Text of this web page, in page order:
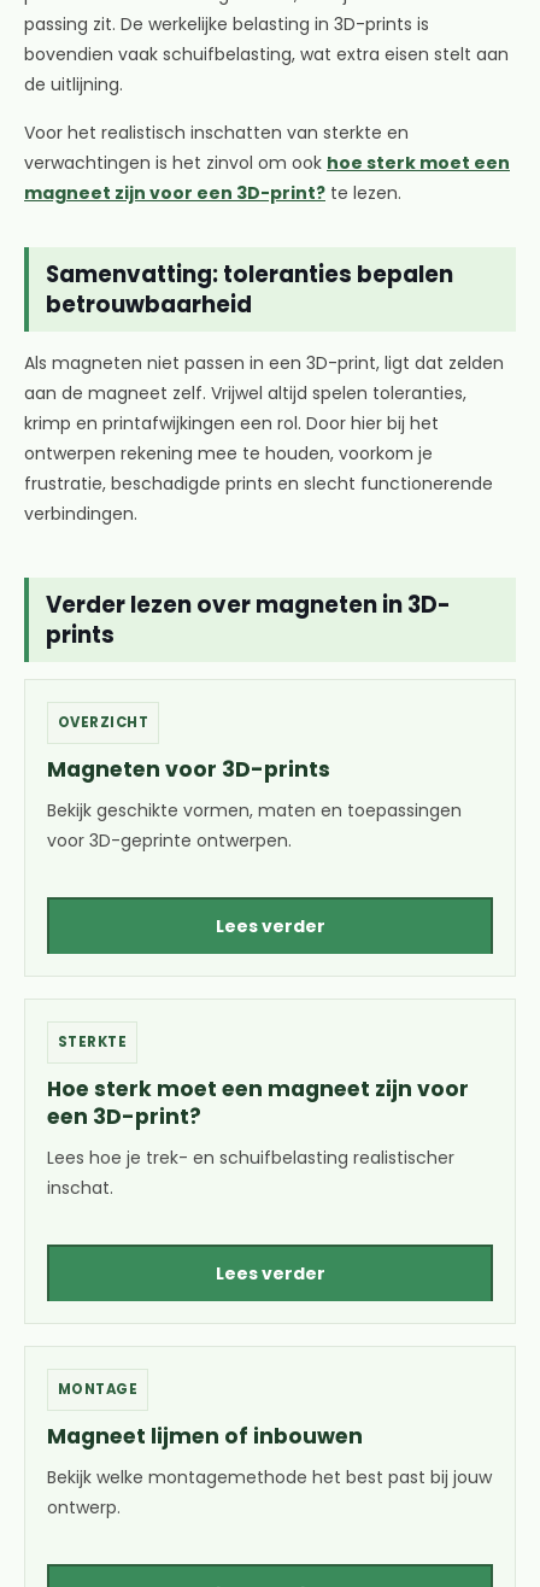
passing zit. De werkelijke belasting in 3D-prints is
bovendien vaak schuifbelasting, wat extra eisen stelt aan
de uitlijning.
Voor het realistisch inschatten van sterkte en
verwachtingen is het zinvol om ook hoe sterk moet een
magneet zijn voor een 3D-print? te lezen.
Samenvatting: toleranties bepalen
betrouwbaarheid
Als magneten niet passen in een 3D-print, ligt dat zelden
aan de magneet zelf. Vrijwel altijd spelen toleranties,
krimp en printafwijkingen een rol. Door hier bij het
ontwerpen rekening mee te houden, voorkom je
frustratie, beschadigde prints en slecht functionerende
verbindingen.
Verder lezen over magneten in 3D-
prints
OVERZICHT
Magneten voor 3D-prints
Bekijk geschikte vormen, maten en toepassingen
voor 3D-geprinte ontwerpen.
Lees verder
STERKTE
Hoe sterk moet een magneet zijn voor
een 3D-print?
Lees hoe je trek- en schuifbelasting realistischer
inschat.
Lees verder
MONTAGE
Magneet lijmen of inbouwen
Bekijk welke montagemethode het best past bij jouw
ontwerp.